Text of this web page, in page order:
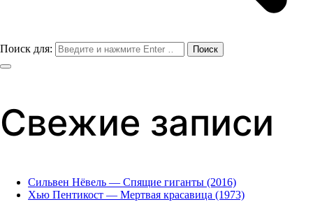
Поиск для:
Свежие записи
Сильвен Нёвель — Спящие гиганты (2016)
Хью Пентикост — Мертвая красавица (1973)